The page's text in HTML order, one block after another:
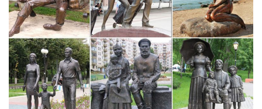
Приобрести товары из раздела Статуэтки – символ 2018 года
– Собака, по низкой | оптовой цене можно в нашем интернет –
магазине Фабрика Желаний. Широкий ассортимент.
Статуэтки собак – купить в Москве в интернет-магазине
Серия. PSYCHEDELYC ДЕТИ ЖИВОТНЫЕ Символ 2018 года
Статуэтки.Интернет-магазин "МегаТерем" предлагает купить
статуэтки собак. При заказе от 4990 рублей предоставляется